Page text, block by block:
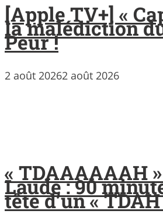
[Apple TV+] «
la malédiction
Peur !
2 août 20262 août 2026
« TDAAAAAAH
Laude : 90
tête d’un «